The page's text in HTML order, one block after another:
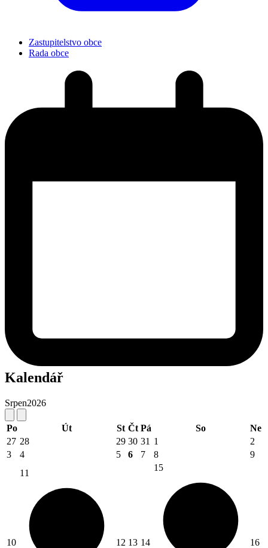
Zastupitelstvo obce
Rada obce
Kalendář
Srpen2026
Po Út St Čt Pá So
Ne
27 28 29 30 31 1
2
3
4 5 6 7 8 9
10
11
12 13 14
15
16